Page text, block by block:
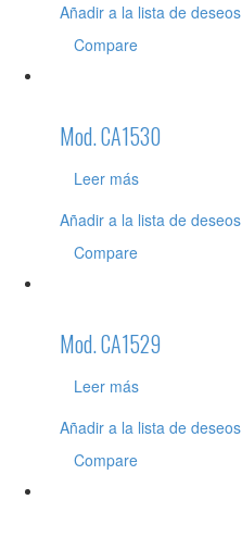
Añadir a la lista de deseos
Compare
Mod. CA1530
Leer más
Añadir a la lista de deseos
Compare
Mod. CA1529
Leer más
Añadir a la lista de deseos
Compare